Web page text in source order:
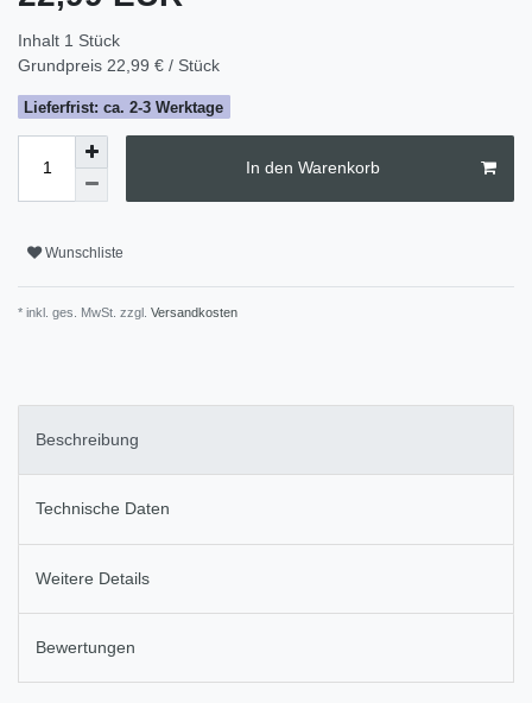
Inhalt 1 Stück
Grundpreis 22,99 € / Stück
Lieferfrist: ca. 2-3 Werktage
In den Warenkorb
Wunschliste
* inkl. ges. MwSt. zzgl. Versandkosten
Beschreibung
Technische Daten
Weitere Details
Bewertungen